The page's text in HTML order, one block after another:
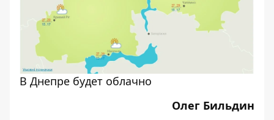
В Днепре будет облачно
Олег Бильдин